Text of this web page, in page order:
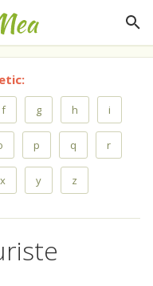
f g h i
p q r
x y z